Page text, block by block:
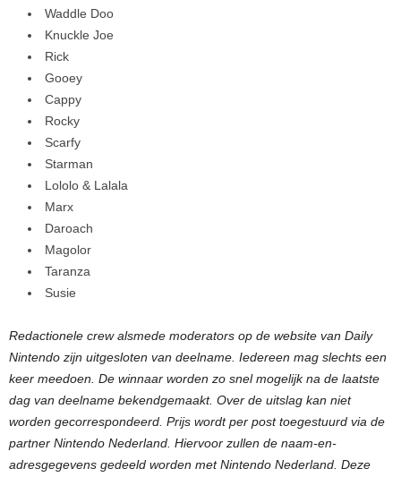
Waddle Doo
Knuckle Joe
Rick
Gooey
Cappy
Rocky
Scarfy
Starman
Lololo & Lalala
Marx
Daroach
Magolor
Taranza
Susie
Redactionele crew alsmede moderators op de website van Daily
Nintendo zijn uitgesloten van deelname. Iedereen mag slechts een
keer meedoen. De winnaar worden zo snel mogelijk na de laatste
dag van deelname bekendgemaakt. Over de uitslag kan niet
worden gecorrespondeerd. Prijs wordt per post toegestuurd via de
partner Nintendo Nederland. Hiervoor zullen de naam-en-
adresgegevens gedeeld worden met Nintendo Nederland. Deze